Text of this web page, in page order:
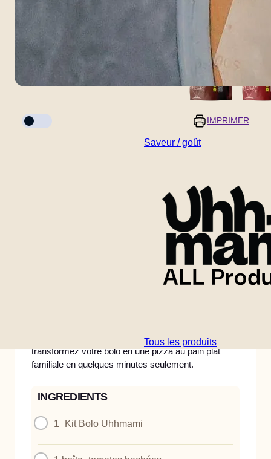
Saveur / goût
Tous les produits
IMPRIMER
5 minutes
Rapide, croustillante et pleine de saveur -
transformez votre bolo en une pizza au pain plat
familiale en quelques minutes seulement.
INGREDIENTS
1 Kit Bolo Uhhmami